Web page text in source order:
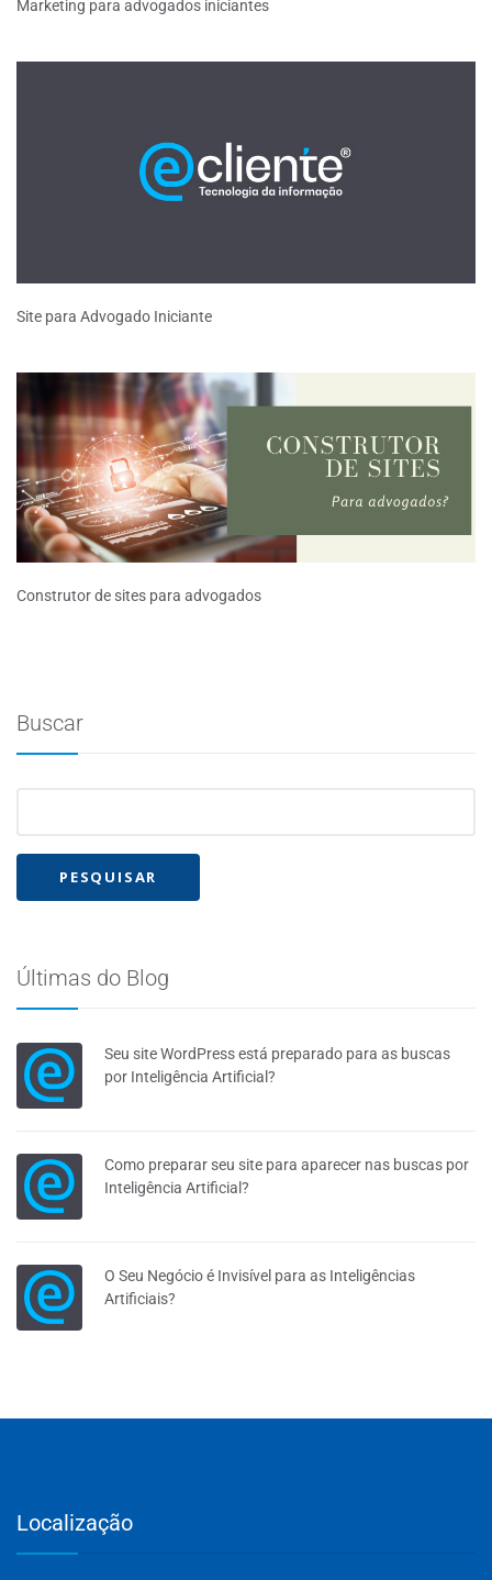
Marketing para advogados iniciantes
Site para Advogado Iniciante
Construtor de sites para advogados
Buscar
Últimas do Blog
Seu site WordPress está preparado para as buscas
por Inteligência Artificial?
Como preparar seu site para aparecer nas buscas por
Inteligência Artificial?
O Seu Negócio é Invisível para as Inteligências
Artificiais?
Localização